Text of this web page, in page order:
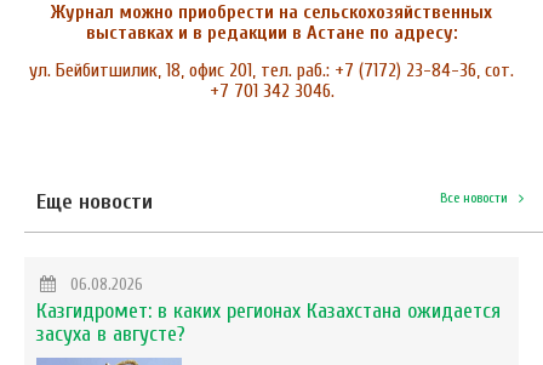
Журнал можно приобрести на сельскохозяйственных
выставках и в редакции в Астане по адресу:
ул. Бейбитшилик, 18, офис 201, тел. раб.: +7 (7172) 23-84-36, сот.
+7 701 342 3046.
Еще новости Все новости
06.08.2026
Казгидромет: в каких регионах Казахстана ожидается
засуха в августе?